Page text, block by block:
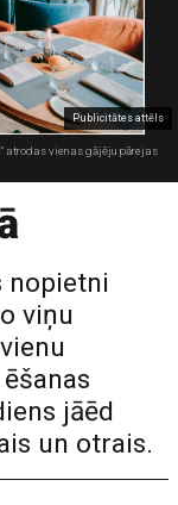
Publicitātes attēls
atrodas vienas gājēju pārejas
nopietni
viņu
jāēd
un otrais.